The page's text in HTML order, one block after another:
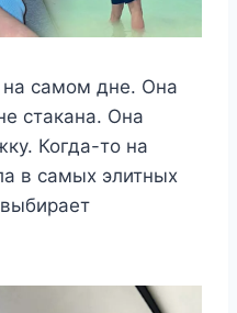
на самом дне. Она
стакана. Она
Когда-то на
в самых элитных